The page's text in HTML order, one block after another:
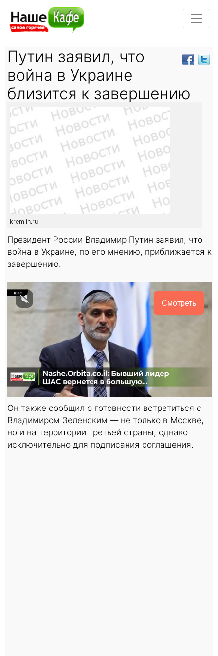
Путин заявил, что
война в Украине
близится к завершению
kremlin.ru
Президент России Владимир Путин заявил, что
война в Украине, по его мнению, приближается к
завершению.
Смотреть
Он также сообщил о готовности встретиться с
Владимиром Зеленским — не только в Москве,
но и на территории третьей страны, однако
исключительно для подписания соглашения.